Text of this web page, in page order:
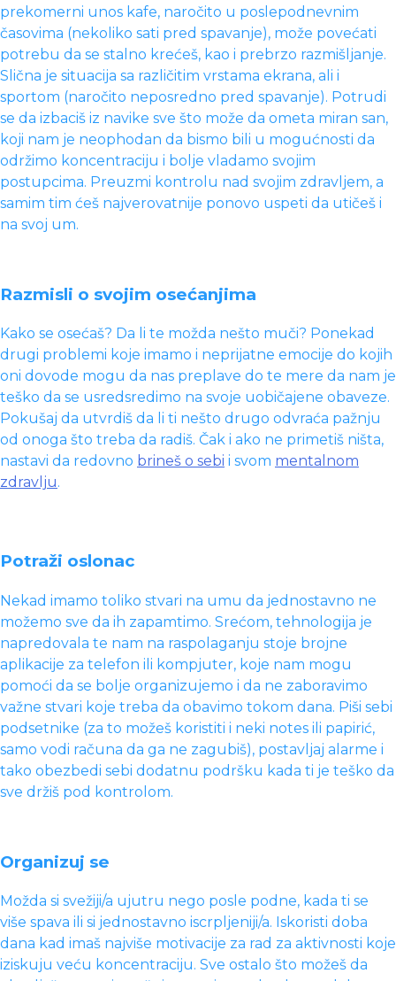
prekomerni unos kafe, naročito u poslepodnevnim
časovima (nekoliko sati pred spavanje), može povećati
potrebu da se stalno krećeš, kao i prebrzo razmišljanje.
Slična je situacija sa različitim vrstama ekrana, ali i
sportom (naročito neposredno pred spavanje). Potrudi
se da izbaciš iz navike sve što može da ometa miran san,
koji nam je neophodan da bismo bili u mogućnosti da
održimo koncentraciju i bolje vladamo svojim
postupcima. Preuzmi kontrolu nad svojim zdravljem, a
samim tim ćeš najverovatnije ponovo uspeti da utičeš i
na svoj um.
Razmisli o svojim osećanjima
Kako se osećaš? Da li te možda nešto muči? Ponekad
drugi problemi koje imamo i neprijatne emocije do kojih
oni dovode mogu da nas preplave do te mere da nam je
teško da se usredsredimo na svoje uobičajene obaveze.
Pokušaj da utvrdiš da li ti nešto drugo odvraća pažnju
od onoga što treba da radiš. Čak i ako ne primetiš ništa,
nastavi da redovno brineš o sebi i svom mentalnom
zdravlju.
Potraži oslonac
Nekad imamo toliko stvari na umu da jednostavno ne
možemo sve da ih zapamtimo. Srećom, tehnologija je
napredovala te nam na raspolaganju stoje brojne
aplikacije za telefon ili kompjuter, koje nam mogu
pomoći da se bolje organizujemo i da ne zaboravimo
važne stvari koje treba da obavimo tokom dana. Piši sebi
podsetnike (za to možeš koristiti i neki notes ili papirić,
samo vodi računa da ga ne zagubiš), postavljaj alarme i
tako obezbedi sebi dodatnu podršku kada ti je teško da
sve držiš pod kontrolom.
Organizuj se
Možda si svežiji/a ujutru nego posle podne, kada ti se
više spava ili si jednostavno iscrpljeniji/a. Iskoristi doba
dana kad imaš najviše motivacije za rad za aktivnosti koje
iziskuju veću koncentraciju. Sve ostalo što možeš da